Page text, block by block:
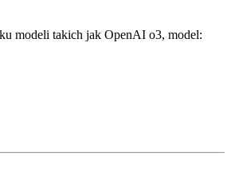
modeli takich jak OpenAI o3, model: